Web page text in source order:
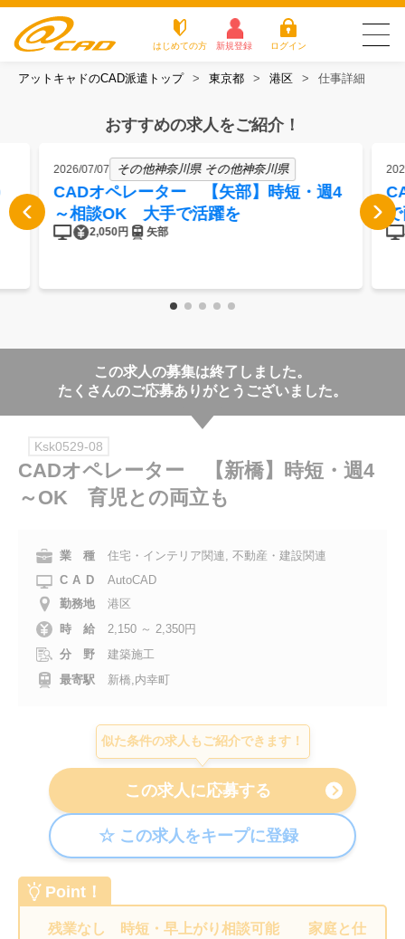
はじめての方 新規登録 ログイン
派遣がはじめての方
お仕事を探す
お役立ちコラム
転職をご希望の方 企業のご担当者様
お電話でのお問い合わせ
名古屋 0120-960-379 横 浜 0120-978-186
電話受付：平日 9:15～19:00
ばれる3つの理由
じめての
方
事を
探す
ちコラ
アットキャドのCAD派遣トップ 東京都 港区 仕事詳細
おすすめの求人をご紹介！
2026/07/07 その他神奈川県 その他神奈川県
CADオペレーター 【矢部】時短・週4
～相談OK 大手で活躍を
2,050円 矢部
この求人の募集は終了しました。
たくさんのご応募ありがとうございました。
Ksk0529-08
CADオペレーター 【新橋】時短・週4
～OK 育児との両立も
業 種
住宅・インテリア関連, 不動産・建設関連
CAD
AutoCAD
勤務地
港区
時 給
2,150 ～ 2,350円
分 野
建築施工
最寄駅
新橋,内幸町
似た条件の求人もご紹介できます！
Point！
残業なし 時短・早上がり相談可能 家庭と仕